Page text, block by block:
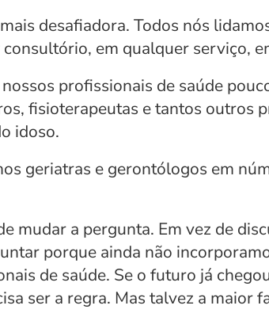
desafiadora. Todos nós
em qualquer serviço,
profissionais de saúde
fisioterapeutas e tantos outros
idoso.
geriatras e gerontólogos em
mudar a pergunta. Em vez de
porque ainda não
de saúde. Se o futuro já
ser a regra. Mas talvez a maior